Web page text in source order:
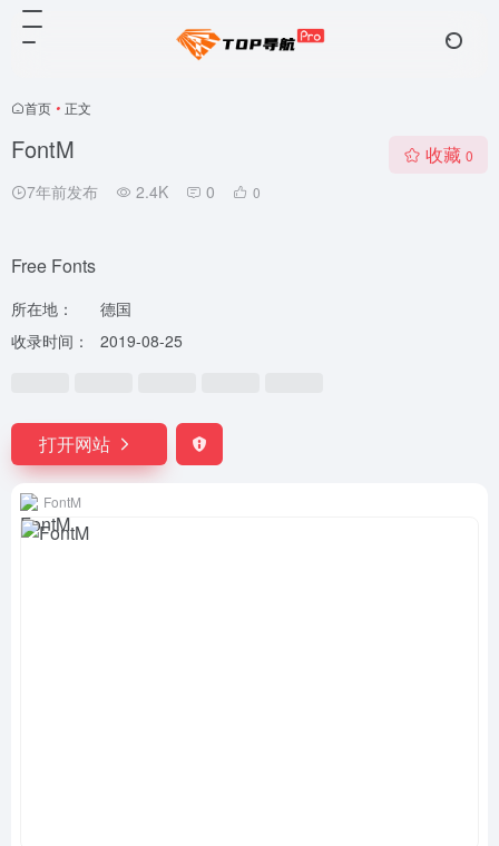
首页 • 正文
FontM
7年前发布 2.4K 0 0
收藏 0
Free Fonts
所在地：
德国
收录时间：
2019-08-25
打开网站
FontM